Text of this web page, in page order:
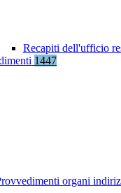
Recapiti dell'ufficio
1447
organi